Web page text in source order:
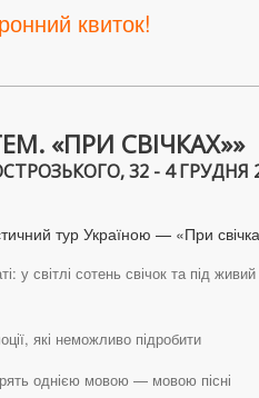
квиток!
«ПРИ СВІЧКАХ»»
32 - 4 ГРУДНЯ
тур Україною — «При
світлі сотень свічок та під
які неможливо підробити
однією мовою — мовою пісні